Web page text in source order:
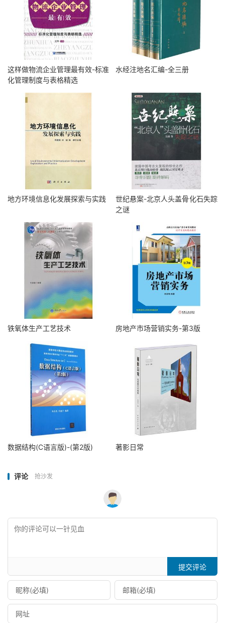
这样做物流企业管理最有效-标准
化管理制度与表格精选
水经注地名汇编-全三册
地方环境信息化发展探索与实践
世纪悬案-北京人头盖骨化石失踪
之谜
铁氧体生产工艺技术 房地产市场营销实务-第3版
数据结构(C语言版)-(第2版) 著影日常
评论 抢沙发
提交评论